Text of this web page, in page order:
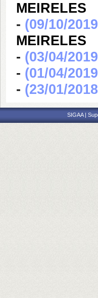
MEIRELES
- (09/10/
MEIRELES
- (03/04/
- (01/04/
- (23/01/
SIGAA |